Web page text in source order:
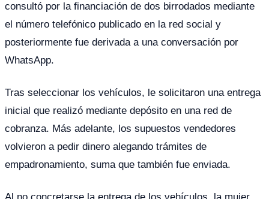
consultó por la financiación de dos birrodados mediante
el número telefónico publicado en la red social y
posteriormente fue derivada a una conversación por
WhatsApp.
Tras seleccionar los vehículos, le solicitaron una entrega
inicial que realizó mediante depósito en una red de
cobranza. Más adelante, los supuestos vendedores
volvieron a pedir dinero alegando trámites de
empadronamiento, suma que también fue enviada.
Al no concretarse la entrega de los vehículos, la mujer